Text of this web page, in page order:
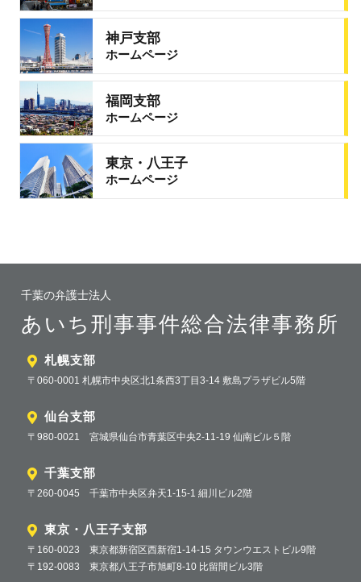
神戸支部
ホームページ
福岡支部
ホームページ
東京・八王子
ホームページ
千葉の弁護士法人
あいち刑事事件総合法律事務所
札幌支部
〒060-0001 札幌市中央区北1条西3丁目3-14 敷島プラザビル5階
仙台支部
〒980-0021 宮城県仙台市青葉区中央2-11-19 仙南ビル５階
千葉支部
〒260-0045 千葉市中央区弁天1-15-1 細川ビル2階
東京・八王子支部
〒160-0023 東京都新宿区西新宿1-14-15 タウンウエストビル9階
〒192-0083 東京都八王子市旭町8-10 比留間ビル3階